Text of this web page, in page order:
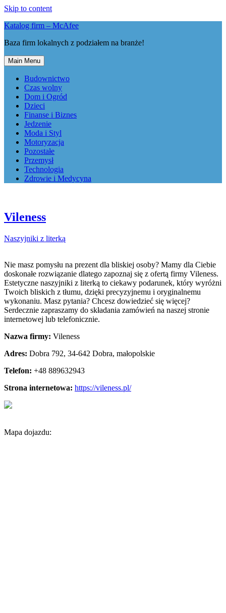
Skip to content
Katalog firm – McAfee
Baza firm lokalnych z podziałem na branże!
Main Menu
Budownictwo
Czas wolny
Dom i Ogród
Dzieci
Finanse i Biznes
Jedzenie
Moda i Styl
Motoryzacja
Pozostałe
Przemysł
Technologia
Zdrowie i Medycyna
Vileness
Naszyjniki z literką
Nie masz pomysłu na prezent dla bliskiej osoby? Mamy dla Ciebie
doskonałe rozwiązanie dlatego zapoznaj się z ofertą firmy Vileness.
Estetyczne naszyjniki z literką to ciekawy podarunek, który wyróżni
Twoich bliskich z tłumu, dzięki precyzyjnemu i oryginalnemu
wykonaniu. Masz pytania? Chcesz dowiedzieć się więcej?
Serdecznie zapraszamy do składania zamówień na naszej stronie
internetowej lub telefonicznie.
Nazwa firmy: Vileness
Adres: Dobra 792, 34-642 Dobra, małopolskie
Telefon: +48 889632943
Strona internetowa: https://vileness.pl/
Mapa dojazdu: